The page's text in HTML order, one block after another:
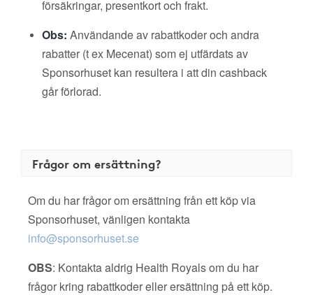
försäkringar, presentkort och frakt.
Obs: Användande av rabattkoder och andra
rabatter (t ex Mecenat) som ej utfärdats av
Sponsorhuset kan resultera i att din cashback
går förlorad.
Frågor om ersättning?
Om du har frågor om ersättning från ett köp via
Sponsorhuset, vänligen kontakta
info@sponsorhuset.se
OBS: Kontakta aldrig Health Royals om du har
frågor kring rabattkoder eller ersättning på ett köp.